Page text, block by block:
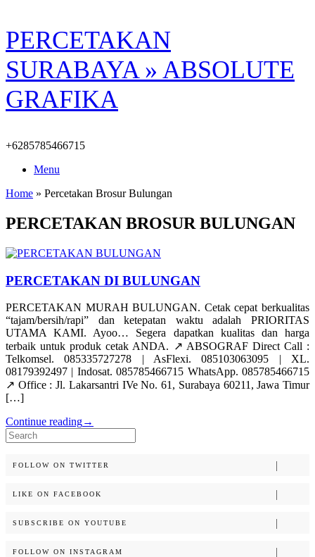
Skip
to
content
PERCETAKAN
SURABAYA » ABSOLUTE
GRAFIKA
+6285785466715
Menu
Home » Percetakan Brosur Bulungan
PERCETAKAN BROSUR BULUNGAN
PERCETAKAN DI BULUNGAN
PERCETAKAN MURAH BULUNGAN. Cetak cepat berkualitas
“tajam/bersih/rapi” dan ketepatan waktu adalah PRIORITAS
UTAMA KAMI. Ayoo… Segera dapatkan kualitas dan harga
terbaik untuk produk cetak ANDA. ↗️ ABSOGRAF Direct Call :
Telkomsel. 085335727278 | AsFlexi. 085103063095 | XL.
08179392497 | Indosat. 085785466715 WhatsApp. 085785466715
↗️ Office : Jl. Lakarsantri IVe No. 61, Surabaya 60211, Jawa Timur
[…]
Continue reading→
Search
for:
FOLLOW ON TWITTER
LIKE ON FACEBOOK
SUBSCRIBE ON YOUTUBE
FOLLOW ON INSTAGRAM